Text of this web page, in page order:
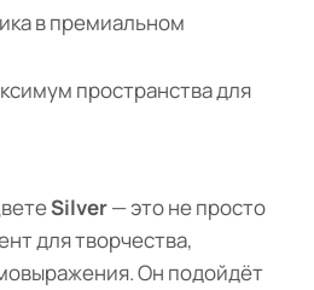
в премиальном
пространства для
Silver— это не просто
для творчества,
Он подойдёт